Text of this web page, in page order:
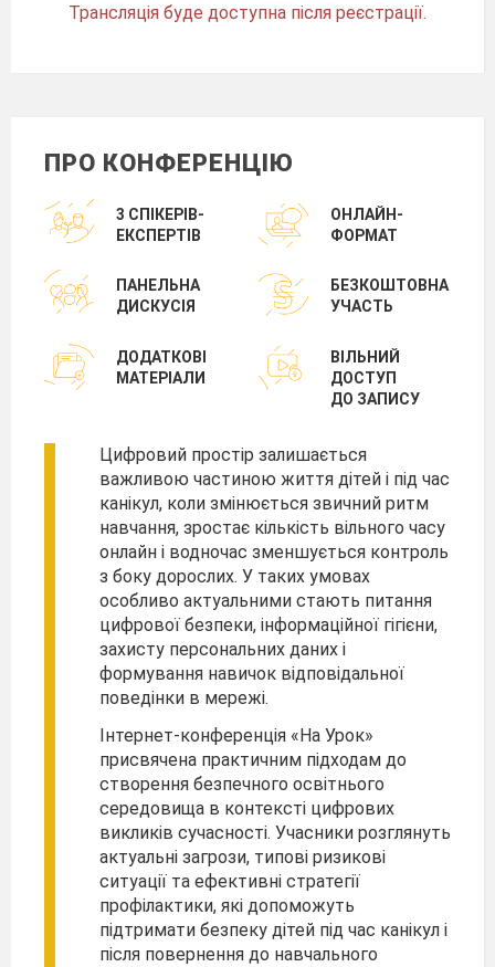
Трансляція буде доступна після реєстрації.
ПРО КОНФЕРЕНЦІЮ
3 СПІКЕРІВ-
ЕКСПЕРТІВ
ОНЛАЙН-
ФОРМАТ
ПАНЕЛЬНА
ДИСКУСІЯ
БЕЗКОШТОВНА
УЧАСТЬ
ДОДАТКОВІ
МАТЕРІАЛИ
ВІЛЬНИЙ
ДОСТУП
ДО ЗАПИСУ
Цифровий простір залишається
важливою частиною життя дітей і під час
канікул, коли змінюється звичний ритм
навчання, зростає кількість вільного часу
онлайн і водночас зменшується контроль
з боку дорослих. У таких умовах
особливо актуальними стають питання
цифрової безпеки, інформаційної гігієни,
захисту персональних даних і
формування навичок відповідальної
поведінки в мережі.
Інтернет-конференція «На Урок»
присвячена практичним підходам до
створення безпечного освітнього
середовища в контексті цифрових
викликів сучасності. Учасники розглянуть
актуальні загрози, типові ризикові
ситуації та ефективні стратегії
профілактики, які допоможуть
підтримати безпеку дітей під час канікул і
після повернення до навчального